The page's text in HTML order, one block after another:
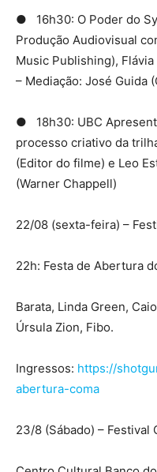
● 16h30: O Poder do
Produção Audiovisual
Music Publishing),
– Mediação: José Guida
● 18h30: UBC
processo criativo da
(Editor do filme) e Leo
(Warner Chappell)
22/08 (sexta-feira) –
22h: Festa de Abertura
Barata, Linda Green,
Úrsula Zion, Fibo.
Ingressos: https://
abertura-coma
23/8 (Sábado) – Festival